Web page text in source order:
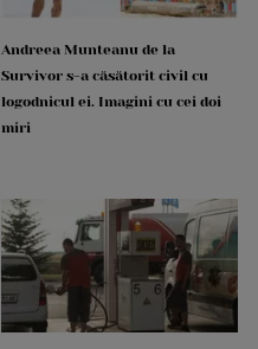
Andreea Munteanu de la
Survivor s-a căsătorit civil cu
logodnicul ei. Imagini cu cei doi
miri